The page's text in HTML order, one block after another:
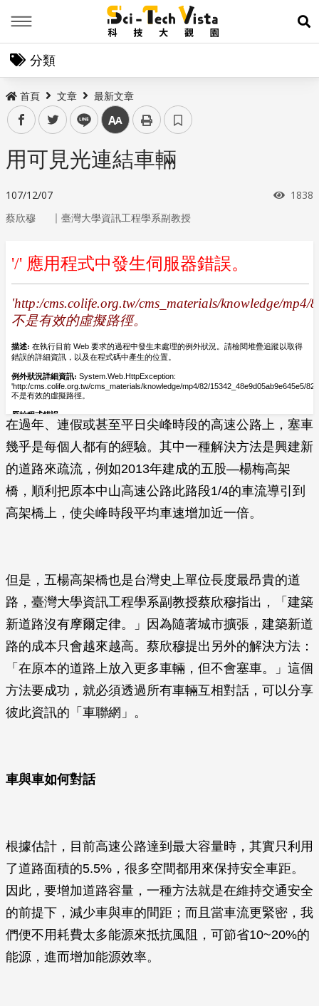
展
分類
首頁 文章 最新文章
facebooktwitter line 中
用可見光連結車輛
107/12/07 瀏覽
1838
蔡欣穆 ｜ 臺灣大學資訊工程學系副教授
在過年、連假或甚至平日尖峰時段的高速公路上，塞車
幾乎是每個人都有的經驗。其中一種解決方法是興建新
的道路來疏流，例如2013年建成的五股—楊梅高架
橋，順利把原本中山高速公路此路段1/4的車流導引到
高架橋上，使尖峰時段平均車速增加近一倍。
但是，五楊高架橋也是台灣史上單位長度最昂貴的道
路，臺灣大學資訊工程學系副教授蔡欣穆指出，「建築
新道路沒有摩爾定律。」因為隨著城市擴張，建築新道
路的成本只會越來越高。蔡欣穆提出另外的解決方法：
「在原本的道路上放入更多車輛，但不會塞車。」這個
方法要成功，就必須透過所有車輛互相對話，可以分享
彼此資訊的「車聯網」。
車與車如何對話
根據估計，目前高速公路達到最大容量時，其實只利用
了道路面積的5.5%，很多空間都用來保持安全車距。
因此，要增加道路容量，一種方法就是在維持交通安全
的前提下，減少車與車的間距；而且當車流更緊密，我
們便不用耗費太多能源來抵抗風阻，可節省10~20%的
能源，進而增加能源效率。